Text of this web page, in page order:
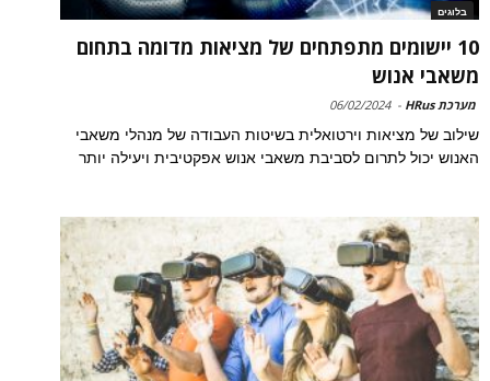
בלוגים
10 יישומים מתפתחים של מציאות מדומה בתחום
משאבי אנוש
מערכת HRus -
06/02/2024
שילוב של מציאות וירטואלית בשיטות העבודה של מנהלי משאבי
האנוש יכול לתרום לסביבת משאבי אנוש אפקטיבית ויעילה יותר